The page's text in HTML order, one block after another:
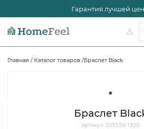
Гарантия лучшей
Главная / Каталог товаров /Браслет Black
Браслет
Артикул: 2033/30-1300